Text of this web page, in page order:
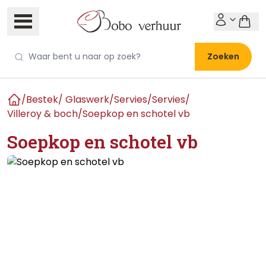
Zoeken
Home
/Bestek/ Glaswerk/Servies/Servies/
Villeroy & boch/Soepkop en schotel vb
Soepkop en schotel vb